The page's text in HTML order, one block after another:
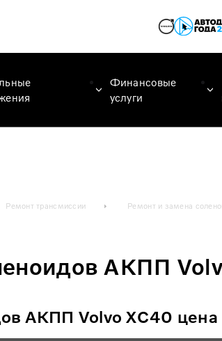
Финансовые
услуги
Ремонт трансмиссии Ремонт и замена
АКПП
АКПП Volvo XC40 цена